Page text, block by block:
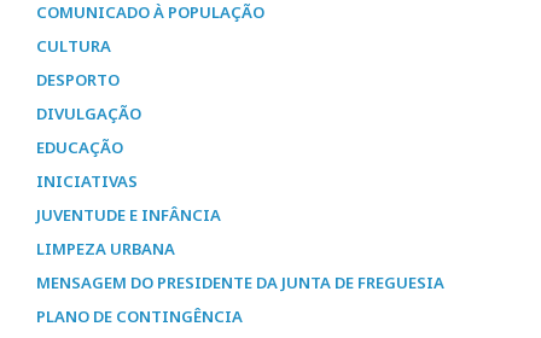
COMUNICADO À POPULAÇÃO
CULTURA
DESPORTO
DIVULGAÇÃO
EDUCAÇÃO
INICIATIVAS
JUVENTUDE E INFÂNCIA
LIMPEZA URBANA
MENSAGEM DO PRESIDENTE DA JUNTA DE FREGUESIA
PLANO DE CONTINGÊNCIA